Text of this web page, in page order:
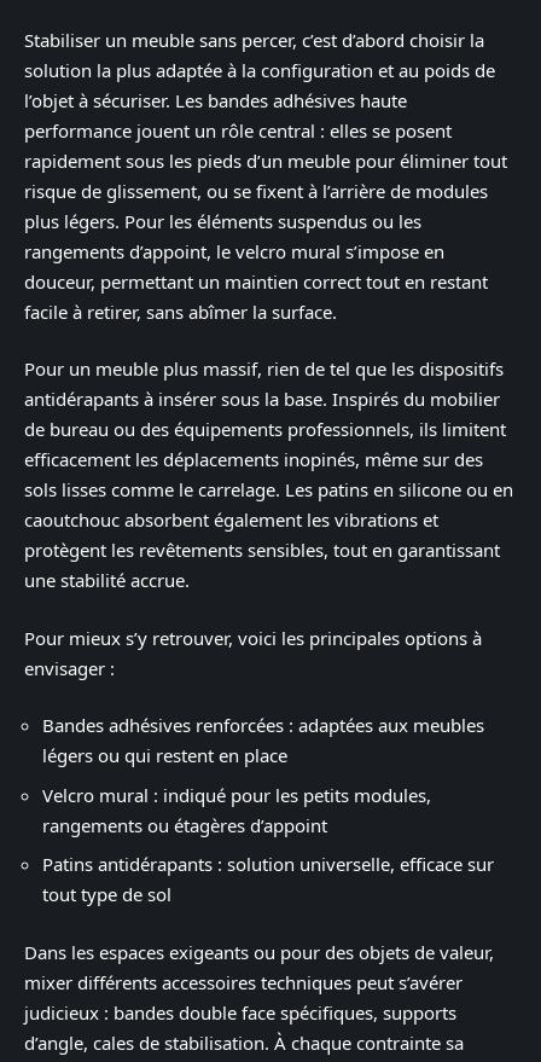
Stabiliser un meuble sans percer, c’est d’abord choisir la
solution la plus adaptée à la configuration et au poids de
l’objet à sécuriser. Les bandes adhésives haute
performance jouent un rôle central : elles se posent
rapidement sous les pieds d’un meuble pour éliminer tout
risque de glissement, ou se fixent à l’arrière de modules
plus légers. Pour les éléments suspendus ou les
rangements d’appoint, le velcro mural s’impose en
douceur, permettant un maintien correct tout en restant
facile à retirer, sans abîmer la surface.
Pour un meuble plus massif, rien de tel que les dispositifs
antidérapants à insérer sous la base. Inspirés du mobilier
de bureau ou des équipements professionnels, ils limitent
efficacement les déplacements inopinés, même sur des
sols lisses comme le carrelage. Les patins en silicone ou en
caoutchouc absorbent également les vibrations et
protègent les revêtements sensibles, tout en garantissant
une stabilité accrue.
Pour mieux s’y retrouver, voici les principales options à
envisager :
Bandes adhésives renforcées : adaptées aux meubles
légers ou qui restent en place
Velcro mural : indiqué pour les petits modules,
rangements ou étagères d’appoint
Patins antidérapants : solution universelle, efficace sur
tout type de sol
Dans les espaces exigeants ou pour des objets de valeur,
mixer différents accessoires techniques peut s’avérer
judicieux : bandes double face spécifiques, supports
d’angle, cales de stabilisation. À chaque contrainte sa